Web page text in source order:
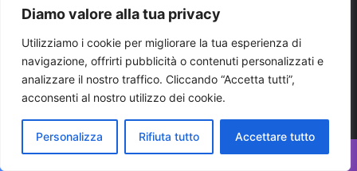
Diamo valore alla tua privacy
Utilizziamo i cookie per migliorare la tua esperienza di
navigazione, offrirti pubblicità o contenuti personalizzati e
analizzare il nostro traffico. Cliccando “Accetta tutti”,
acconsenti al nostro utilizzo dei cookie.
Personalizza Rifiuta tutto Accettare tutto
Ultimissime Puglia
Seguici su
Facebook
X You